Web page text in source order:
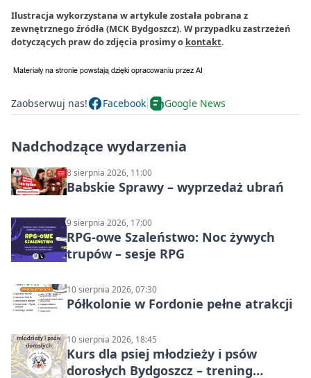
Ilustracja wykorzystana w artykule została pobrana z
zewnętrznego źródła (MCK Bydgoszcz). W przypadku zastrzeżeń
dotyczących praw do zdjęcia prosimy o kontakt.
Zaobserwuj nas! Facebook Google News
Nadchodzące wydarzenia
8 sierpnia 2026, 11:00
Babskie Sprawy – wyprzedaż ubrań
9 sierpnia 2026, 17:00
RPG-owe Szaleństwo: Noc żywych
trupów – sesje RPG
10 sierpnia 2026, 07:30
Półkolonie w Fordonie pełne atrakcji
10 sierpnia 2026, 18:45
Kurs dla psiej młodzieży i psów
dorosłych Bydgoszcz – trening